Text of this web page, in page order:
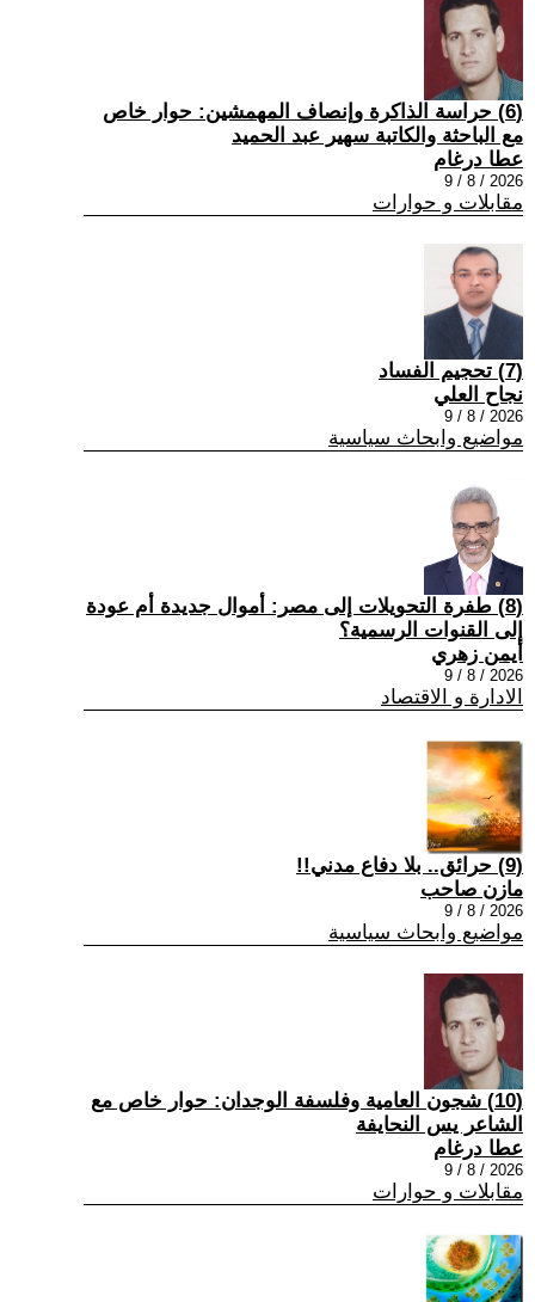
(6) حراسة الذاكرة وإنصاف المهمشين: حوار خاص
مع الباحثة والكاتبة سهير عبد الحميد
عطا درغام
2026 / 8 / 9
مقابلات و حوارات
(7) تحجيم الفساد
نجاح العلي
2026 / 8 / 9
مواضيع وابحاث سياسية
(8) طفرة التحويلات إلى مصر: أموال جديدة أم عودة
إلى القنوات الرسمية؟
أيمن زهري
2026 / 8 / 9
الادارة و الاقتصاد
(9) حرائق.. بلا دفاع مدني!!
مازن صاحب
2026 / 8 / 9
مواضيع وابحاث سياسية
(10) شجون العامية وفلسفة الوجدان: حوار خاص مع
الشاعر يس النحايفة
عطا درغام
2026 / 8 / 9
مقابلات و حوارات